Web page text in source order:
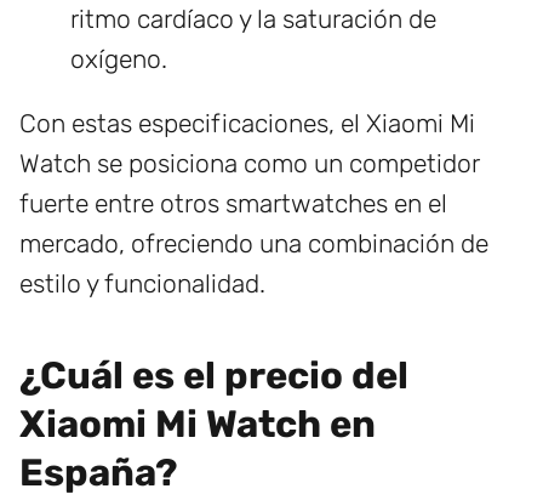
ritmo cardíaco y la saturación de
oxígeno.
Con estas especificaciones, el Xiaomi Mi
Watch se posiciona como un competidor
fuerte entre otros smartwatches en el
mercado, ofreciendo una combinación de
estilo y funcionalidad.
¿Cuál es el precio del
Xiaomi Mi Watch en
España?